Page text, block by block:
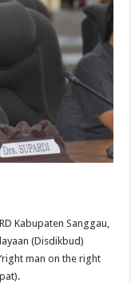
Kabupaten Sanggau,
(Disdikbud)
man on the right